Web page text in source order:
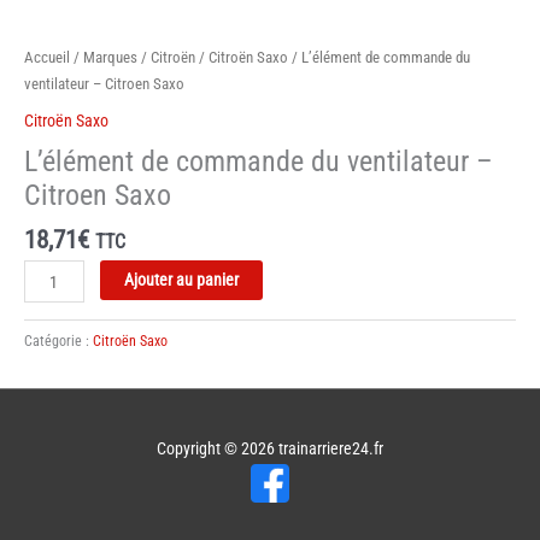
Accueil / Marques / Citroën / Citroën Saxo / L’élément de commande du
ventilateur – Citroen Saxo
Citroën Saxo
L’élément de commande du ventilateur –
Citroen Saxo
18,71€ TTC
quantité
de
L'élément
de
Ajouter au panier
Catégorie : Citroën Saxo
Copyright © 2026trainarriere24.fr